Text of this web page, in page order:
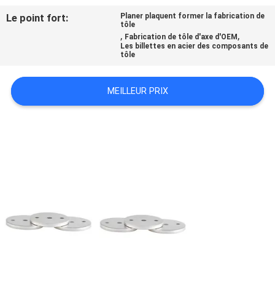
DEMANDEZ
UN
Le point fort:
Planer plaquent former la fabrication de
tôle
, Fabrication de tôle d'axe d'OEM,
Les billettes en acier des composants de
tôle
MEILLEUR PRIX